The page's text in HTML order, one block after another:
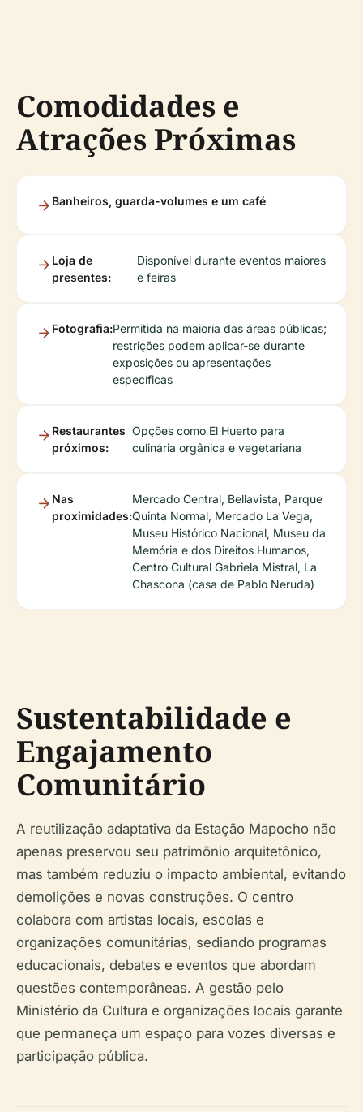
Comodidades e
Atrações Próximas
Banheiros, guarda-volumes e um café
Loja de
presentes:
Disponível durante eventos maiores
e feiras
Fotografia:Permitida na maioria das áreas públicas;
restrições podem aplicar-se durante
exposições ou apresentações
específicas
Restaurantes
próximos:
Opções como El Huerto para
culinária orgânica e vegetariana
Nas
proximidades:
Mercado Central, Bellavista, Parque
Quinta Normal, Mercado La Vega,
Museu Histórico Nacional, Museu da
Memória e dos Direitos Humanos,
Centro Cultural Gabriela Mistral, La
Chascona (casa de Pablo Neruda)
Sustentabilidade e
Engajamento
Comunitário
A reutilização adaptativa da Estação Mapocho não
apenas preservou seu patrimônio arquitetônico,
mas também reduziu o impacto ambiental, evitando
demolições e novas construções. O centro
colabora com artistas locais, escolas e
organizações comunitárias, sediando programas
educacionais, debates e eventos que abordam
questões contemporâneas. A gestão pelo
Ministério da Cultura e organizações locais garante
que permaneça um espaço para vozes diversas e
participação pública.